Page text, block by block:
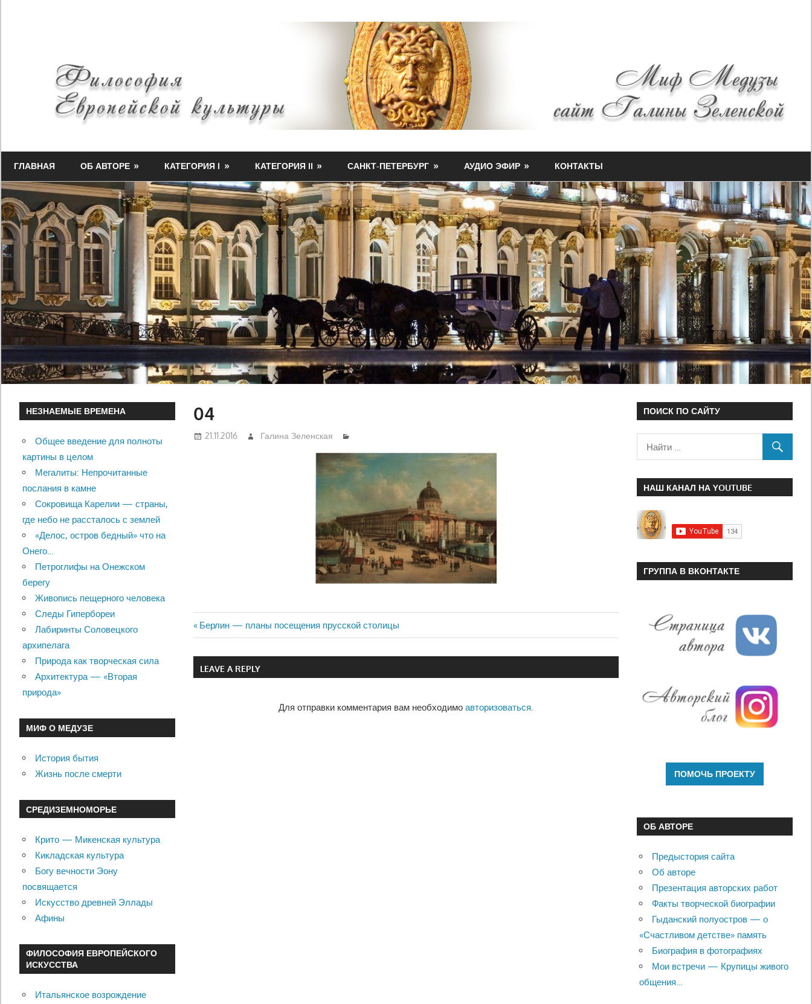
Миф-
Медузы
культуры
ГЛАВНАЯ ОБ АВТОРЕ КАТЕГОРИЯ I КАТЕГОРИЯ II САНКТ-ПЕТЕРБУРГ АУДИО ЭФИР КОНТАКТЫ
04
21.11.2016 Галина Зеленская
Навигация
по
Previous
Post:
Берлин — планы посещения прусской столицы
LEAVE A REPLY
Для отправки комментария вам необходимо авторизоваться.
НЕЗНАЕМЫЕ ВРЕМЕНА
Общее введение для полноты
картины в целом
Мегалиты: Непрочитанные
послания в камне
Сокровища Карелии — страны,
где небо не рассталось с землей
«Делос, остров бедный» что на
Онего…
Петроглифы на Онежском
берегу
Живопись пещерного человека
Следы Гипербореи
Лабиринты Соловецкого
архипелага
Природа как творческая сила
Архитектура — «Вторая
природа»
МИФ О МЕДУЗЕ
История бытия
Жизнь после смерти
СРЕДИЗЕМНОМОРЬЕ
Крито — Микенская культура
Кикладская культура
Богу вечности Эону
посвящается
Искусство древней Эллады
Афины
ФИЛОСОФИЯ ЕВРОПЕЙСКОГО
ИСКУССТВА
Итальянское возрождение
ПОИСК ПО САЙТУ
НАШ КАНАЛ НА YOUTUBE
ГРУППА В ВКОНТАКТЕ
ОБ АВТОРЕ
Предыстория сайта
Об авторе
Презентация авторских работ
Факты творческой биографии
Гыданский полуостров — о
«Счастливом детстве» память
Биография в фотографиях
Мои встречи — Крупицы живого
общения…